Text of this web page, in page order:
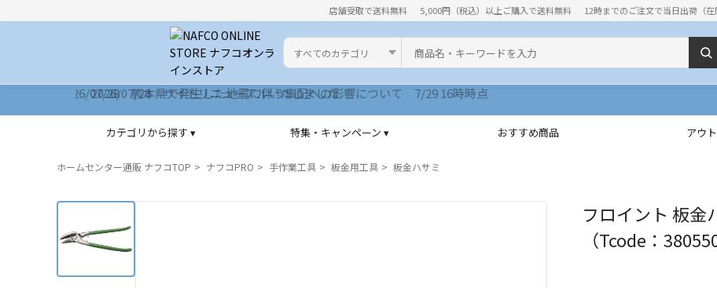
店舗受取で送料無料 5,000円（税込）以上ご購入で送料無料 12時までのご注文で当日出荷（在
カテゴリ
検索キーワード
2026/07/28 サイトリニューアルいたしました
カテゴリから探す ▾ 特集・キャンペーン ▾ おすすめ商品 アウ
ホームセンター通販 ナフコTOP ナフコPRO 手作業工具 板金用工具 板金ハサミ
フロイント 板金
（Tcode：